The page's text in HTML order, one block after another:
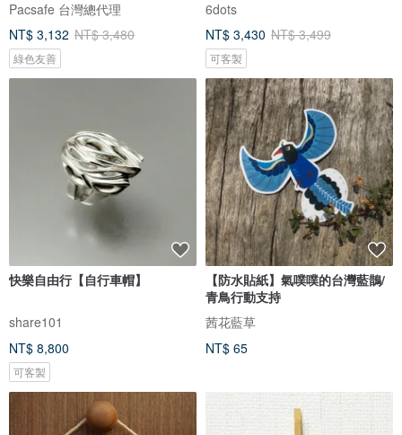
Pacsafe 台灣總代理
NT$ 3,132 NT$ 3,480
綠色友善
6dots
NT$ 3,430 NT$ 3,499
可客製
快樂自由行【自行車帽】
share101
NT$ 8,800
可客製
【防水貼紙】氣噗噗的台灣藍鵲/
青鳥行動支持
茜花藍草
NT$ 65